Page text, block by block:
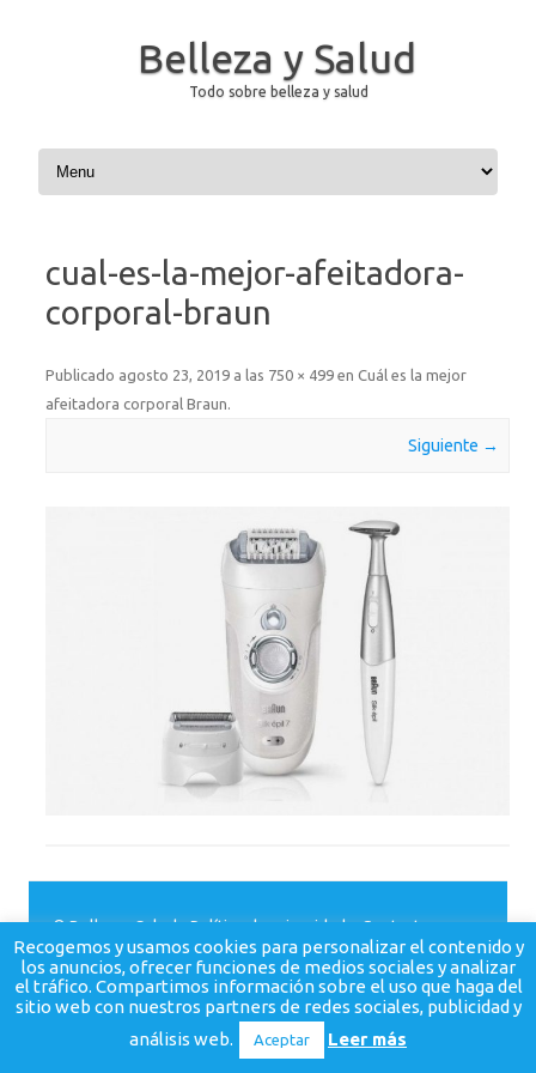
Belleza y Salud
Todo sobre belleza y salud
Saltar al contenido
cual-es-la-mejor-afeitadora-
corporal-braun
Publicado agosto 23, 2019 a las 750 × 499 en Cuál es la mejor
afeitadora corporal Braun.
Siguiente →
© BellezaySalud. Política de privacidad- Contacto
Recogemos y usamos cookies para personalizar el contenido y
los anuncios, ofrecer funciones de medios sociales y analizar
el tráfico. Compartimos información sobre el uso que haga del
sitio web con nuestros partners de redes sociales, publicidad y
análisis web.
Aceptar Leer más